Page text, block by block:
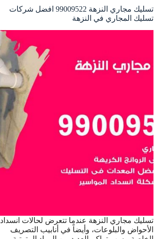
تسليك مجاري النزهة 99009522 افضل شركات
تسليك المجاري في النزهة
تسليك مجاري النزهة عندما تتعرض لحالات انسداد
الأحواض والبلوعات، وأيضاً في أنابيب التصريف